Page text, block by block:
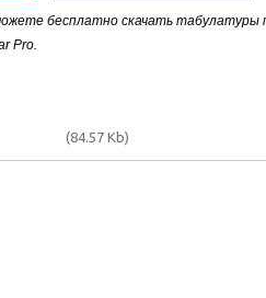
ИСПОЛНИТЕЛЯ "ALFA"
бесплатно скачать табулатуры
Pro.
(84.57 Kb)